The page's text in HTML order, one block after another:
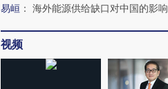
易峘 ： 海外能源供给缺口对中国的影响
视频